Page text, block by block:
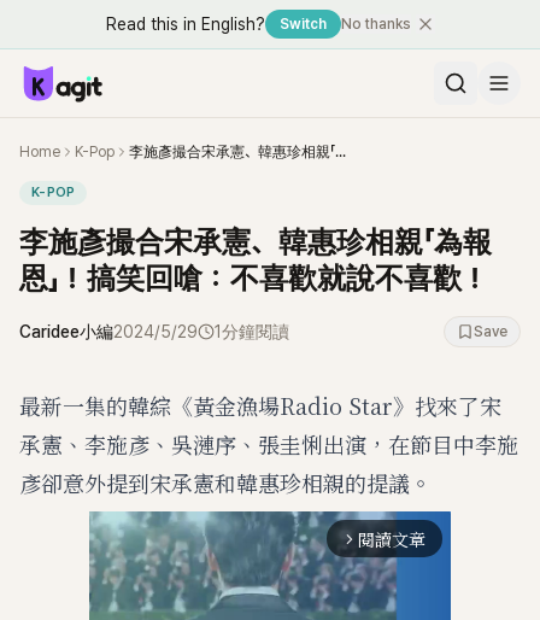
Read this in English? Switch No thanks
Home K-Pop 李施彥撮合宋承憲、韓惠珍相親「為報恩」！搞笑回嗆：不喜歡就說不喜歡！
K-POP
李施彥撮合宋承憲、韓惠珍相親「為報
恩」！搞笑回嗆：不喜歡就說不喜歡！
Caridee小編2024/5/29 1分鐘閱讀 Save
最新一集的韓綜《黃金漁場Radio Star》找來了宋
承憲、李施彥、吳漣序、張圭悧出演，在節目中李施
彥卻意外提到宋承憲和韓惠珍相親的提議。
arrow_forward_ios 閱讀文章